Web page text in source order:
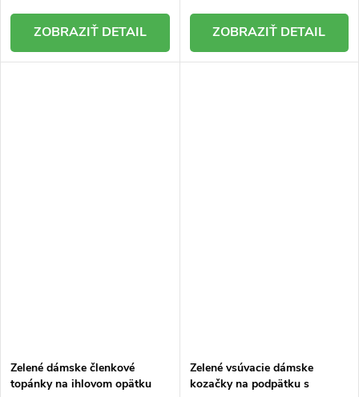
DETAIL DETAIL
Zelené dámske členkové
topánky na ihlovom opätku
Zelené vsúvacie dámske
kozačky na podpätku s